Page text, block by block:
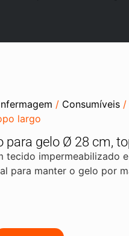
/ Consumíveis /
largo
para gelo Ø 28 cm,
tecido impermeabilizado
para manter o gelo por